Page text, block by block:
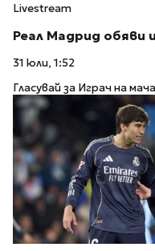
Livestream
Реал Мадрид обяви
31 юли, 1:52
Гласувай за Играч на